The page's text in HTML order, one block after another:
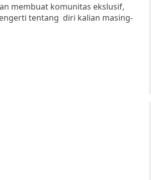
membuat komunitas ekslusif,
tentang diri kalian masing-